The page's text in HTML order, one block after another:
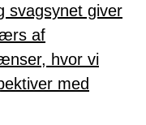
svagsynet giver
af
hvor vi
med